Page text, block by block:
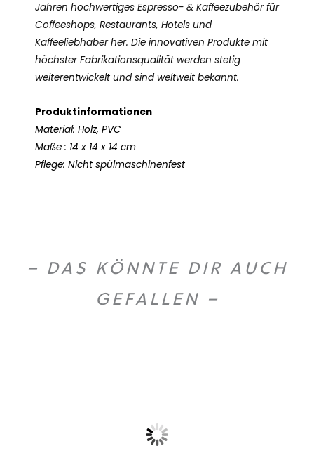
Jahren hochwertiges Espresso- & Kaffeezubehör für
Coffeeshops, Restaurants, Hotels und
Kaffeeliebhaber her. Die innovativen Produkte mit
höchster Fabrikationsqualität werden stetig
weiterentwickelt und sind weltweit bekannt.
Produktinformationen
Material: Holz, PVC
Maße : 14 x 14 x 14 cm
Pflege: Nicht spülmaschinenfest
– DAS KÖNNTE DIR AUCH
GEFALLEN –